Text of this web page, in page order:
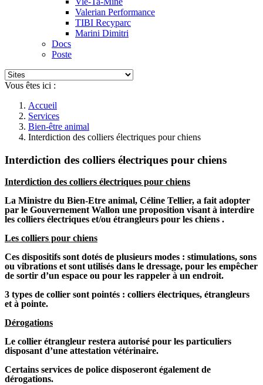
Valerian Performance
TIBI Recyparc
Marini Dimitri
Docs
Poste
Vous êtes ici :
Accueil
Services
Bien-être animal
Interdiction des colliers électriques pour chiens
Interdiction des colliers électriques pour chiens
Interdiction des colliers électriques pour chiens
La Ministre du Bien-Etre animal, Céline Tellier, a fait adopter
par le Gouvernement Wallon une proposition visant à interdire
les colliers électriques et/ou étrangleurs pour les chiens .
Les colliers pour chiens
Ces dispositifs sont dotés de plusieurs modes : stimulations, sons
ou vibrations et sont utilisés dans le dressage, pour les empêcher
de sortir d’un espace ou pour les rappeler à un endroit.
3 types de collier sont pointés : colliers électriques, étrangleurs
et à pointe.
Dérogations
Le collier étrangleur restera autorisé pour les particuliers
disposant d’une attestation vétérinaire.
Certains services de police disposeront également de
dérogations.